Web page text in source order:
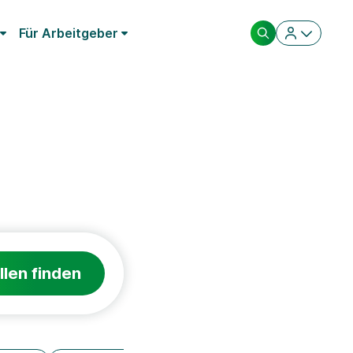
Für Arbeitgeber
finden